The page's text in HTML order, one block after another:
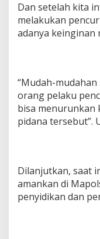
Dan setelah kita
melakukan
adanya keinginan
“Mudah-
orang pelaku
bisa menurunkan
pidana tersebut”.
Dilanjutkan, saat
amankan di
penyidikan dan